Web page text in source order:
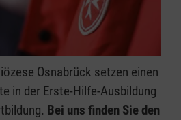
Osnabrück setzen einen
in der Erste-Hilfe-Ausbildung
Bei uns finden Sie den